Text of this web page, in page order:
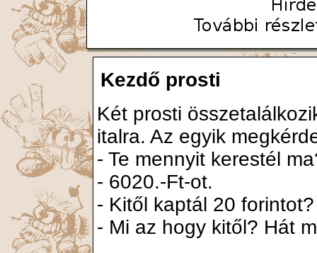
Kezdő prosti
Két prosti
italra. Az egyik
- Te mennyit kerestél
- 6020.-Ft-ot.
- Kitől kaptál 20 forintot?
- Mi az hogy kitől? Hát